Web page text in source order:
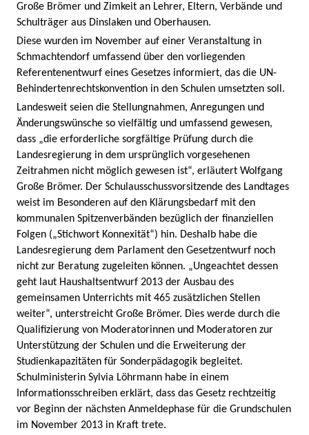
Große Brömer und Zimkeit an Lehrer, Eltern, Verbände und
Schulträger aus Dinslaken und Oberhausen.
Diese wurden im November auf einer Veranstaltung in
Schmachtendorf umfassend über den vorliegenden
Referentenentwurf eines Gesetzes informiert, das die UN-
Behindertenrechtskonvention in den Schulen umsetzten soll.
Landesweit seien die Stellungnahmen, Anregungen und
Änderungswünsche so vielfältig und umfassend gewesen,
dass „die erforderliche sorgfältige Prüfung durch die
Landesregierung in dem ursprünglich vorgesehenen
Zeitrahmen nicht möglich gewesen ist“, erläutert Wolfgang
Große Brömer. Der Schulausschussvorsitzende des Landtages
weist im Besonderen auf den Klärungsbedarf mit den
kommunalen Spitzenverbänden bezüglich der finanziellen
Folgen („Stichwort Konnexität“) hin. Deshalb habe die
Landesregierung dem Parlament den Gesetzentwurf noch
nicht zur Beratung zugeleiten können. „Ungeachtet dessen
geht laut Haushaltsentwurf 2013 der Ausbau des
gemeinsamen Unterrichts mit 465 zusätzlichen Stellen
weiter“, unterstreicht Große Brömer. Dies werde durch die
Qualifizierung von Moderatorinnen und Moderatoren zur
Unterstützung der Schulen und die Erweiterung der
Studienkapazitäten für Sonderpädagogik begleitet.
Schulministerin Sylvia Löhrmann habe in einem
Informationsschreiben erklärt, dass das Gesetz rechtzeitig
vor Beginn der nächsten Anmeldephase für die Grundschulen
im November 2013 in Kraft trete.